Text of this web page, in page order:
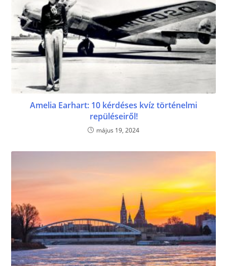
Amelia Earhart: 10 kérdéses kvíz történelmi
repüléseiről!
május 19, 2024